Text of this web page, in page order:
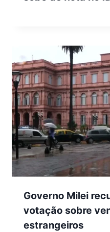
Governo Milei
votação sobre
estrangeiros